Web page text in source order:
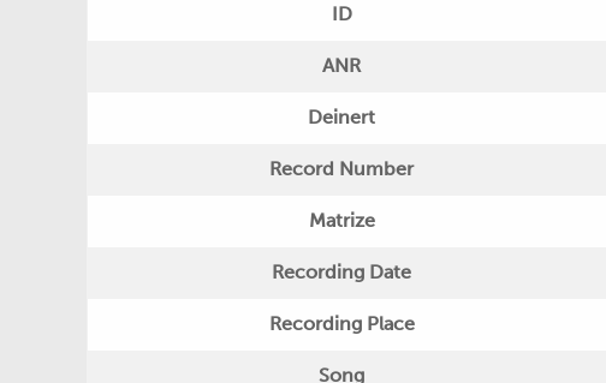
ID
ANR
Deinert
Record Number
Matrize
Recording Date
Recording Place
Song